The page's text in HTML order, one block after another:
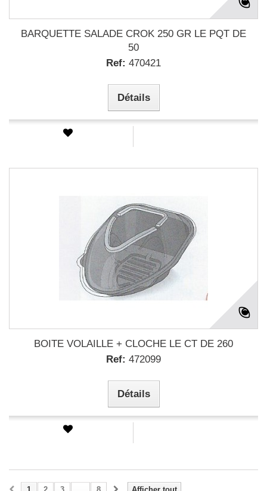
BARQUETTE SALADE CROK 250 GR LE PQT DE
50
Ref: 470421
Détails
BOITE VOLAILLE + CLOCHE LE CT DE 260
Ref: 472099
Détails